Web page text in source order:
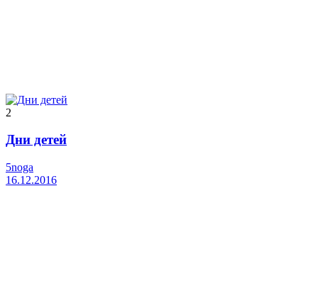
2
Дни детей
5noga
16.12.2016